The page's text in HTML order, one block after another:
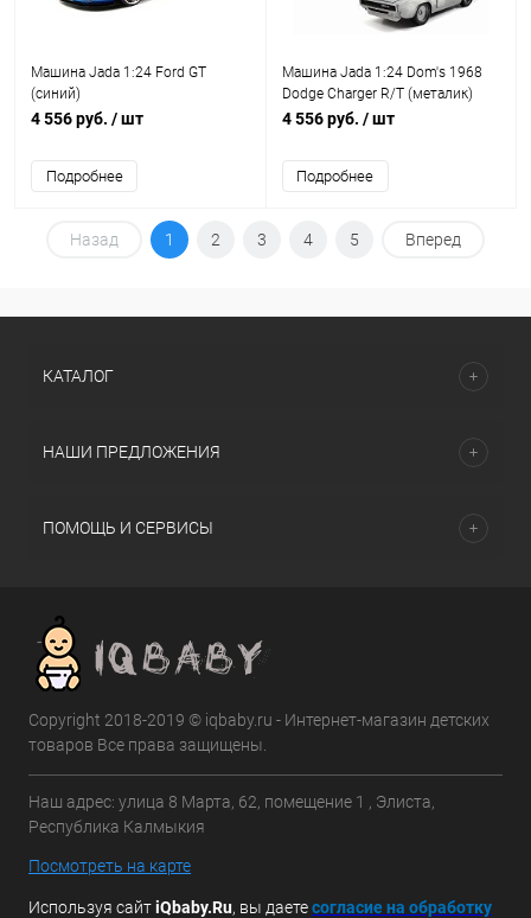
Машина Jada 1:24 Ford GT
(синий)
4 556 руб. / шт
Подробнее
Машина Jada 1:24 Dom's 1968
Dodge Charger R/T (металик)
4 556 руб. / шт
Подробнее
Назад 1 2 3 4 5 Вперед
КАТАЛОГ
НАШИ ПРЕДЛОЖЕНИЯ
ПОМОЩЬ И СЕРВИСЫ
Copyright 2018-2019 © iqbaby.ru - Интернет-магазин детских
товаров Все права защищены.
Наш адрес: улица 8 Марта, 62, помещение 1 , Элиста,
Республика Калмыкия
Посмотреть на карте
Используя сайтiQbaby.Ru, вы даетесогласие на обработку